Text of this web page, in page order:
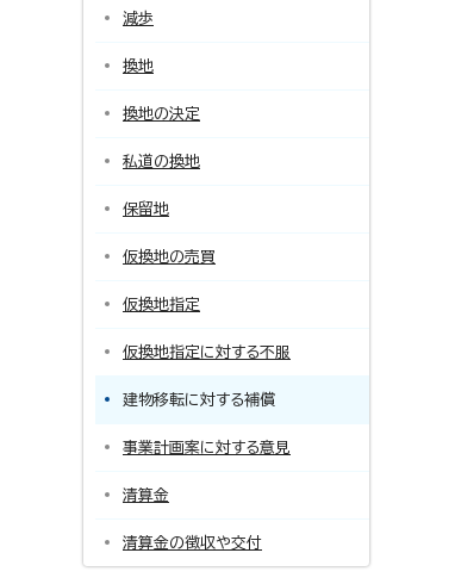
減歩
換地
換地の決定
私道の換地
保留地
仮換地の売買
仮換地指定
仮換地指定に対する不服
建物移転に対する補償
事業計画案に対する意見
清算金
清算金の徴収や交付